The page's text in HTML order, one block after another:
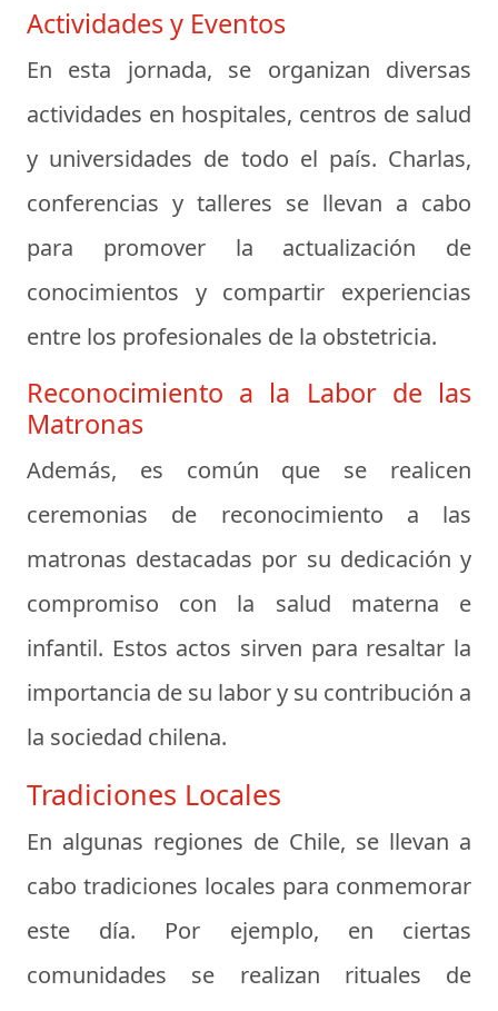
Actividades y Eventos
En esta jornada, se organizan diversas
actividades en hospitales, centros de salud
y universidades de todo el país. Charlas,
conferencias y talleres se llevan a cabo
para promover la actualización de
conocimientos y compartir experiencias
entre los profesionales de la obstetricia.
Reconocimiento a la Labor de las
Matronas
Además, es común que se realicen
ceremonias de reconocimiento a las
matronas destacadas por su dedicación y
compromiso con la salud materna e
infantil. Estos actos sirven para resaltar la
importancia de su labor y su contribución a
la sociedad chilena.
Tradiciones Locales
En algunas regiones de Chile, se llevan a
cabo tradiciones locales para conmemorar
este día. Por ejemplo, en ciertas
comunidades se realizan rituales de